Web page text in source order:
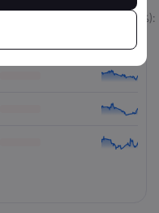
เปลี่ยนแปลง (%):